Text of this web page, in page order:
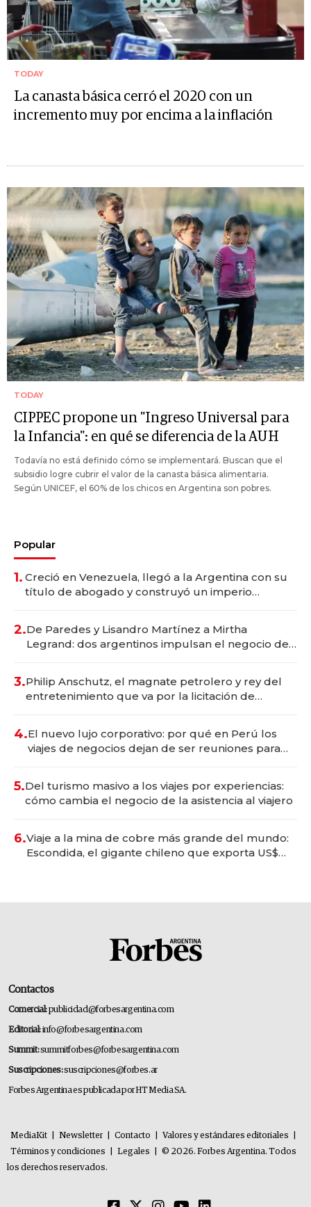
TODAY
La canasta básica cerró el 2020 con un
incremento muy por encima a la inflación
TODAY
CIPPEC propone un "Ingreso Universal para
la Infancia": en qué se diferencia de la AUH
Todavía no está definido cómo se implementará. Buscan que el
subsidio logre cubrir el valor de la canasta básica alimentaria.
Según UNICEF, el 60% de los chicos en Argentina son pobres.
Popular
1. Creció en Venezuela, llegó a la Argentina con su
título de abogado y construyó un imperio
2.De Paredes y Lisandro Martínez a Mirtha
Legrand: dos argentinos impulsan el negocio del
3.Philip Anschutz, el magnate petrolero y rey del
entretenimiento que va por la licitación de
4.El nuevo lujo corporativo: por qué en Perú los
viajes de negocios dejan de ser reuniones para
5.Del turismo masivo a los viajes por experiencias:
cómo cambia el negocio de la asistencia al viajero
6.Viaje a la mina de cobre más grande del mundo:
Escondida, el gigante chileno que exporta US$
Contactos
Comercial:publicidad@forbesargentina.com
Editorial:info@forbesargentina.com
Summit:summitforbes@forbesargentina.com
Suscripciones:suscripciones@forbes.ar
Forbes Argentina es publicada por HT Media SA.
MediaKit Newsletter Contacto Valores y estándares editoriales
Términos y condiciones
Legales
© 2026. Forbes Argentina. Todos
los derechos reservados.